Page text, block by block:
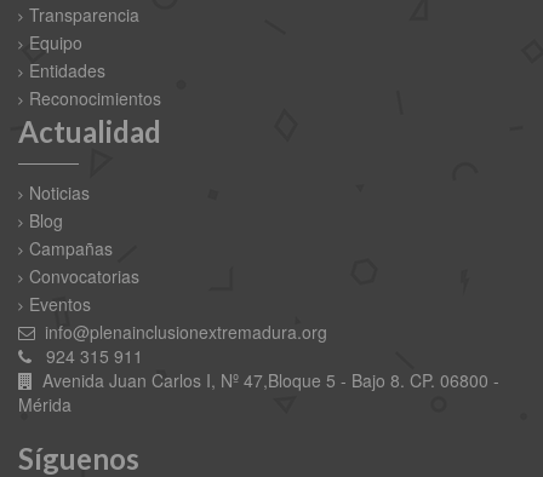
Transparencia
Equipo
Entidades
Reconocimientos
Actualidad
Noticias
Blog
Campañas
Convocatorias
Eventos
info@plenainclusionextremadura.org
924 315 911
Avenida Juan Carlos I, Nº 47,Bloque 5 - Bajo 8. CP. 06800 -
Mérida
Síguenos